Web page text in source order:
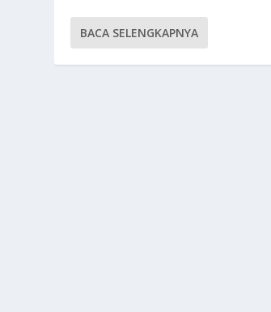
BACA SELENGKAPNYA